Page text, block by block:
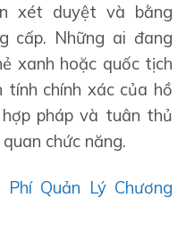
xét duyệt và bằng
cấp. Những ai đang
xanh hoặc quốc tịch
tính chính xác của hồ
pháp và tuân thủ
chức năng.
Quản Lý Chương